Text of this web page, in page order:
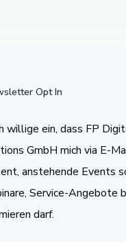
Opt In
willige ein, dass FP
GmbH mich via E-
anstehende Events
Service-Angebote
darf.